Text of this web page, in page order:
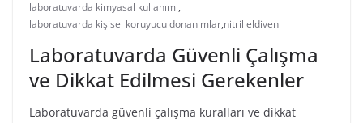
laboratuvarda kimyasal kullanımı,
laboratuvarda kişisel koruyucu donanımlar,nitril eldiven
Laboratuvarda Güvenli Çalışma
ve Dikkat Edilmesi Gerekenler
Laboratuvarda güvenli çalışma kuralları ve dikkat